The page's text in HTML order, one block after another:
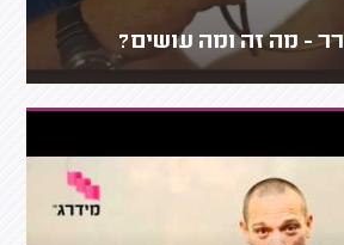
- מה זה ומה עושים?